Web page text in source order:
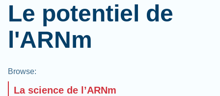
Le potentiel de
l'ARNm
Browse:
La science de l’ARNm